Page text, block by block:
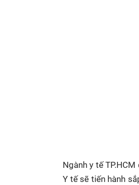
Ngành y tế
Y tế sẽ tiến hành